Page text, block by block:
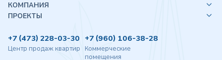
КОМПАНИЯ
ПРОЕКТЫ
+7 (473) 228-03-30
Центр продаж квартир
+7 (960) 106-38-28
Коммерческие
помещения